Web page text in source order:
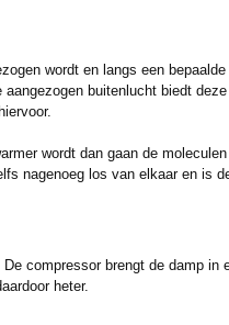
wordt en langs een
buitenlucht biedt deze
wordt dan gaan de
nagenoeg los van elkaar en is
compressor brengt de damp in
heter.